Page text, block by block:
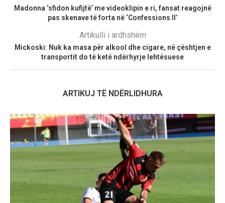
Madonna ‘sfidon kufijtë’ me videoklipin e ri, fansat reagojnë
pas skenave të forta në ‘Confessions II’
Artikulli i ardhshëm
Mickoski: Nuk ka masa për alkool dhe cigare, në çështjen e
transportit do të ketë ndërhyrje lehtësuese
ARTIKUJ TË NDËRLIDHURA